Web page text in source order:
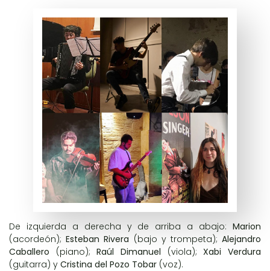
De izquierda a derecha y de arriba a abajo: Marion
(acordeón);Esteban Rivera (bajo y trompeta);Alejandro
Caballero (piano);Raúl Dimanuel (viola);Xabi Verdura
(guitarra) y Cristina del Pozo Tobar (voz).